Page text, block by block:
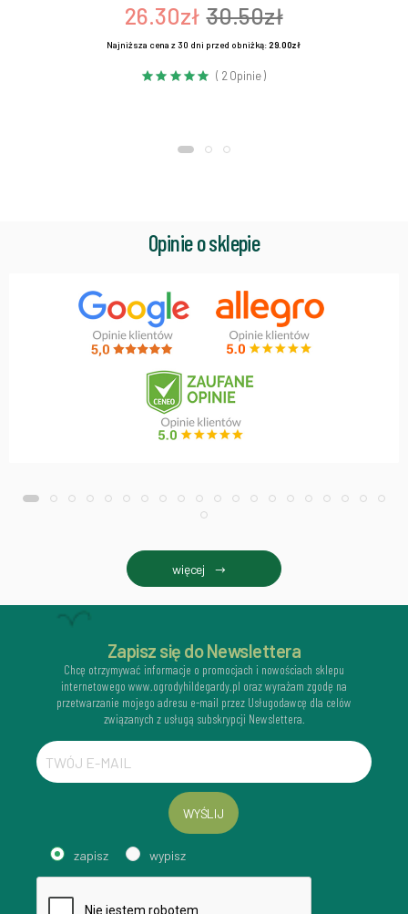
26.30zł 30.50zł
Najniższa cena z 30 dni przed obniżką:29.00zł
( 2 Opinie )
Opinie o sklepie
więcej
Zapisz się do Newslettera
Chcę otrzymywać informacje o promocjach i nowościach sklepu
internetowego www.ogrodyhildegardy.pl oraz wyrażam zgodę na
przetwarzanie mojego adresu e-mail przez Usługodawcę dla celów
związanych z usługą subskrypcji Newslettera.
WYŚLIJ
zapisz wypisz